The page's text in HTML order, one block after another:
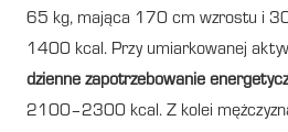
65 kg, mająca 170 cm wzrostu i
1400 kcal. Przy umiarkowanej
dzienne zapotrzebowanie
2100–2300 kcal. Z kolei